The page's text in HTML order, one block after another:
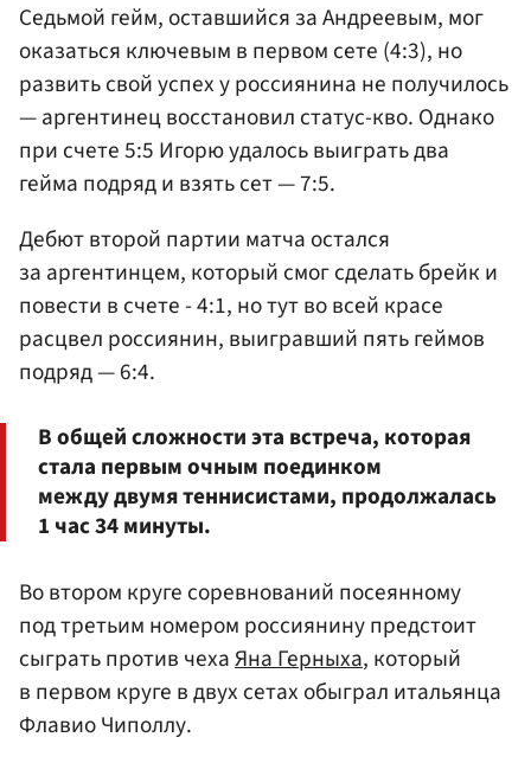
Седьмой гейм, оставшийся за Андреевым, мог
оказаться ключевым в первом сете (4:3), но
развить свой успех у россиянина не получилось
— аргентинец восстановил статус-кво. Однако
при счете 5:5 Игорю удалось выиграть два
гейма подряд и взять сет — 7:5.
Дебют второй партии матча остался
за аргентинцем, который смог сделать брейк и
повести в счете - 4:1, но тут во всей красе
расцвел россиянин, выигравший пять геймов
подряд — 6:4.
В общей сложности эта встреча, которая
стала первым очным поединком
между двумя теннисистами, продолжалась
1 час 34 минуты.
Во втором круге соревнований посеянному
под третьим номером россиянину предстоит
сыграть против чехаЯна Герныха, который
в первом круге в двух сетах обыграл итальянца
Флавио Чиполлу.